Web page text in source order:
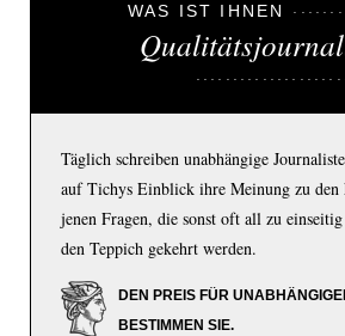
WAS IST IHNEN
Täglich schreiben unabhängige
auf Tichys Einblick ihre Meinung zu
jenen Fragen, die sonst oft all zu
den Teppich gekehrt werden.
DEN PREIS FÜR
BESTIMMEN SIE.